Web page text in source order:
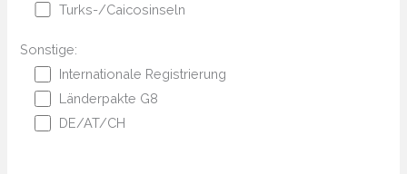
Turks-/Caicosinseln
Sonstige:
Internationale Registrierung
Länderpakte G8
DE/AT/CH